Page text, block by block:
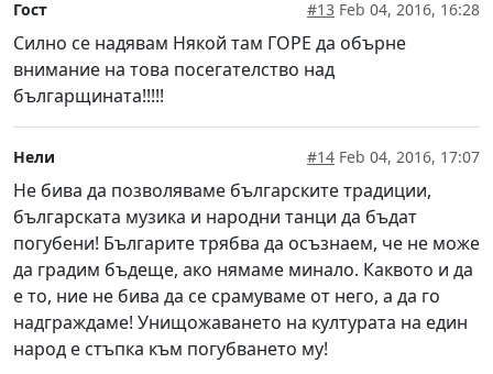
Гост #13 Feb 04, 2016, 16:28
Силно се надявам Някой там ГОРЕ да обърне
внимание на това посегателство над
българщината!!!!!
Нели #14 Feb 04, 2016, 17:07
Не бива да позволяваме българските традиции,
българската музика и народни танци да бъдат
погубени! Българите трябва да осъзнаем, че не може
да градим бъдеще, ако нямаме минало. Каквото и да
е то, ние не бива да се срамуваме от него, а да го
надграждаме! Унищожаването на културата на един
народ е стъпка към погубването му!